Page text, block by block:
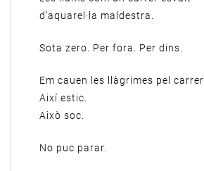
d’aquarel·la maldestra.
Sota zero. Per fora. Per dins.
Em cauen les llàgrimes pel carrer.
Així estic.
Això soc.
No puc parar.